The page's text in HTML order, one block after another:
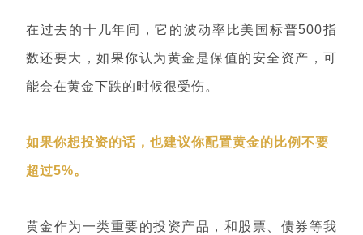
在过去的十几年间，它的波动率比美国标普500指
数还要大，如果你认为黄金是保值的安全资产，可
能会在黄金下跌的时候很受伤。
如果你想投资的话，也建议你配置黄金的比例不要
超过5%。
黄金作为一类重要的投资产品，和股票、债券等我